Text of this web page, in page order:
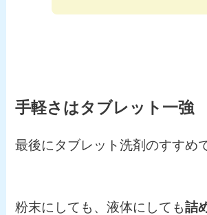
手軽さはタブレット 一強
最後にタブレット洗剤のすすめ
粉末にしても、液体にしても詰